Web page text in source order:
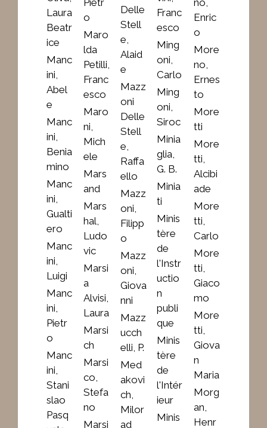
Laura
Beatr
ice
Manc
ini,
Abel
e
Manc
ini,
Benia
mino
Manc
ini,
Gualti
ero
Manc
ini,
Luigi
Manc
ini,
Pietr
o
Manc
ini,
Stani
slao
Pasq
o
Maro
lda
Petilli,
Franc
esco
Maro
ni,
Mich
ele
Mars
and
Mars
hal,
Ludo
vic
Marsi
a
Alvisi,
Laura
Marsi
ch
Marsi
co,
Stefa
no
Marsi
Delle
Stell
e,
Alaid
e
Mazz
oni
Delle
Stell
e,
Raffa
ello
Mazz
oni,
Filipp
o
Mazz
oni,
Giova
nni
Mazz
ucch
elli, P.
Med
akovi
ch,
Milor
ad
Franc
esco
Ming
oni,
Carlo
Ming
oni,
Siroc
Minia
glia,
G. B.
Minia
ti
Minis
tère
de
l'Instr
uctio
n
publi
que
Minis
tère
de
l'Intér
ieur
Minis
Enric
o
More
no,
Ernes
to
More
tti
More
tti,
Alcibi
ade
More
tti,
Carlo
More
tti,
Giaco
mo
More
tti,
Giova
n
Maria
Morg
an,
Henr